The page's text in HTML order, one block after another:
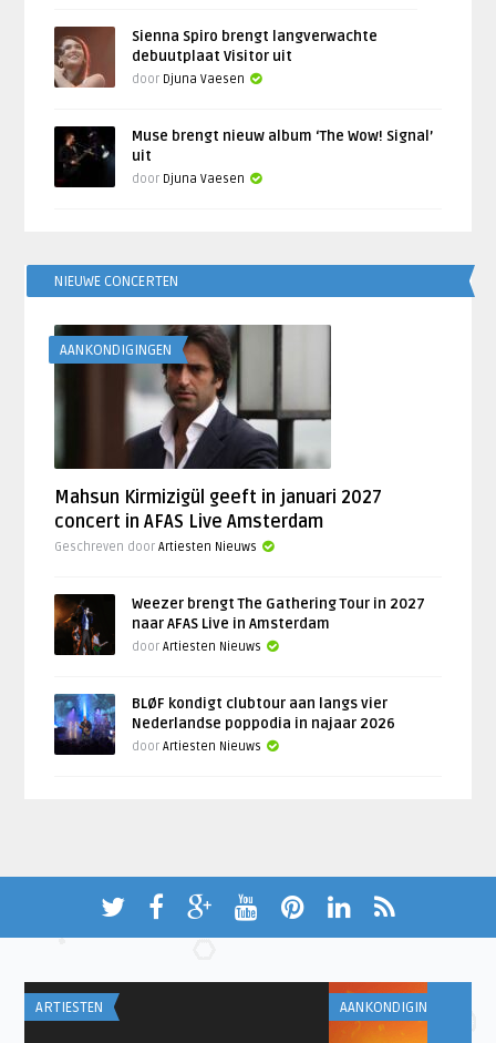
Sienna Spiro brengt langverwachte
debuutplaat Visitor uit
door Djuna Vaesen
Muse brengt nieuw album ‘The Wow! Signal’
uit
door Djuna Vaesen
NIEUWE CONCERTEN
AANKONDIGINGEN
Mahsun Kirmizigül geeft in januari 2027
concert in AFAS Live Amsterdam
Geschreven doorArtiesten Nieuws
Weezer brengt The Gathering Tour in 2027
naar AFAS Live in Amsterdam
doorArtiesten Nieuws
BLØF kondigt clubtour aan langs vier
Nederlandse poppodia in najaar 2026
doorArtiesten Nieuws
ARTIESTEN AANKONDIGINGEN